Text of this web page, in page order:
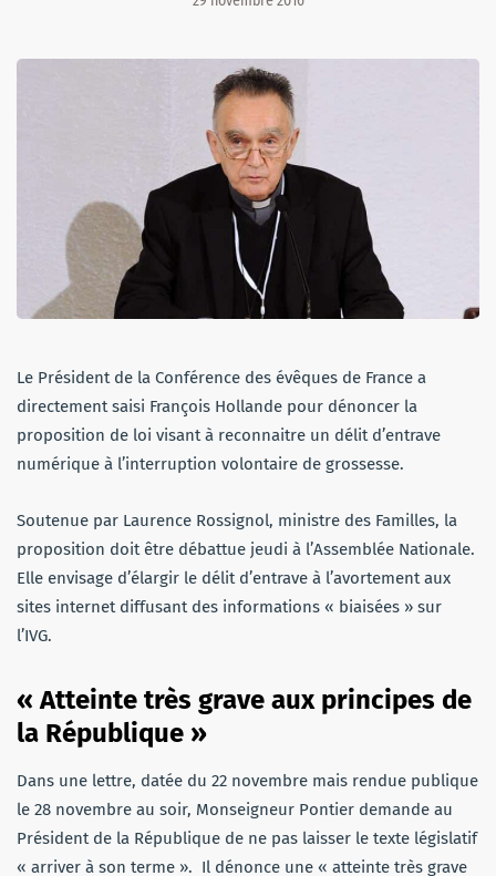
Le Président de la Conférence des évêques de France a
directement saisi François Hollande pour dénoncer la
proposition de loi visant à reconnaitre un délit d’entrave
numérique à l’interruption volontaire de grossesse.
Soutenue par Laurence Rossignol, ministre des Familles, la
proposition doit être débattue jeudi à l’Assemblée Nationale.
Elle envisage d’élargir le délit d’entrave à l’avortement aux
sites internet diffusant des informations « biaisées » sur
l’IVG.
« Atteinte très grave aux principes de
la République »
Dans une lettre, datée du 22 novembre mais rendue publique
le 28 novembre au soir, Monseigneur Pontier demande au
Président de la République de ne pas laisser le texte législatif
« arriver à son terme ». Il dénonce une « atteinte très grave